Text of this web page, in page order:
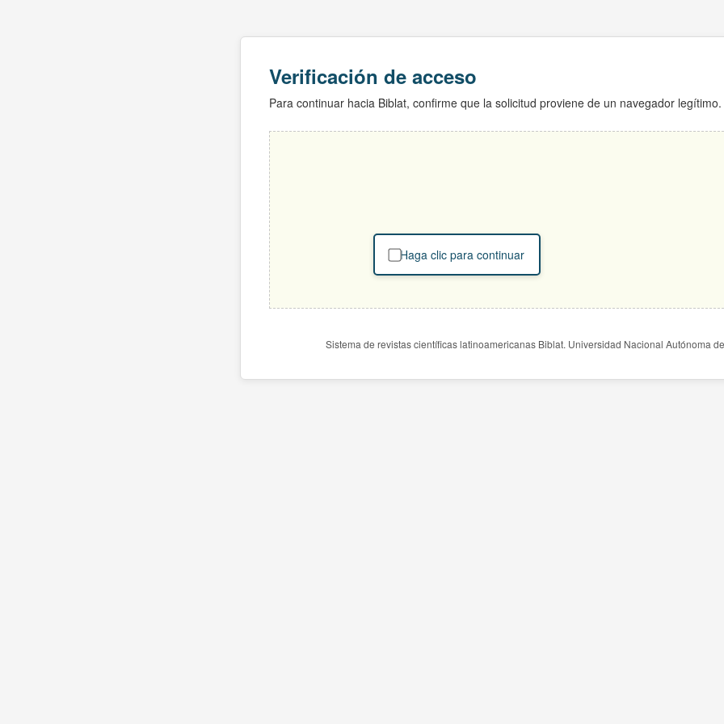
Verificación de acceso
Para continuar hacia Biblat, confirme que la solicitud proviene de un navegador legítimo.
Haga clic para continuar
Sistema de revistas científicas latinoamericanas Biblat. Universidad Nacional Autónoma